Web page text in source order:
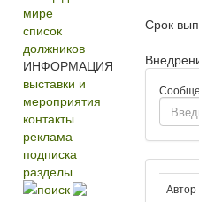
мире
список
должников
ИНФОРМАЦИЯ
выставки и
мероприятия
контакты
реклама
подписка
разделы
поиск
Срок